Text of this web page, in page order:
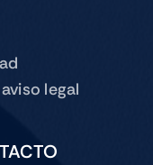
legal